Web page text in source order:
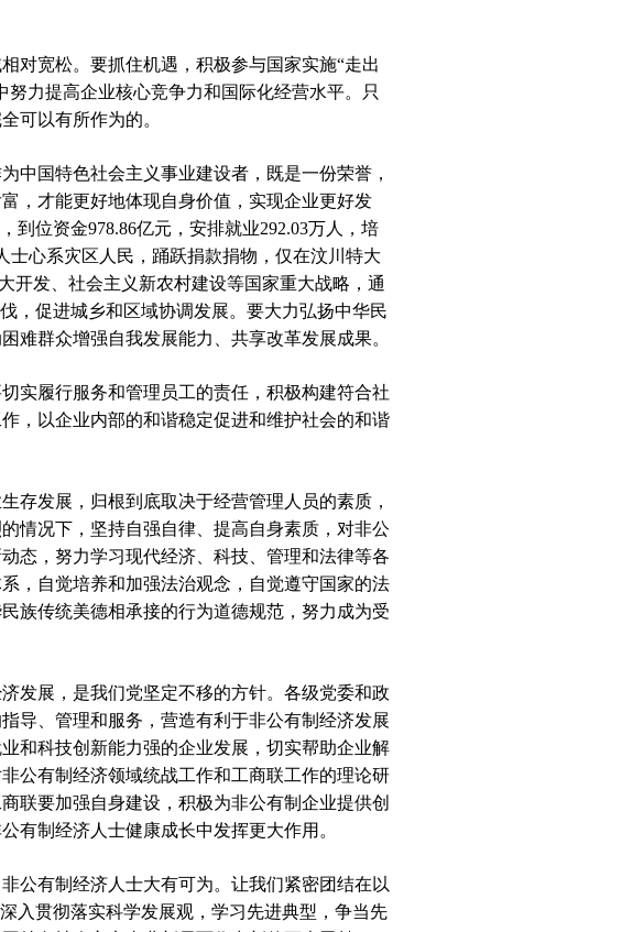
宽松。要抓住机遇，积极参与国家实施“走出
力提高企业核心竞争力和国际化经营水平。只
可以有所作为的。
国特色社会主义事业建设者，既是一份荣誉，
，才能更好地体现自身价值，实现企业更好发
到位资金978.86亿元，安排就业292.03万人，培
士心系灾区人民，踊跃捐款捐物，仅在汶川特大
开发、社会主义新农村建设等国家重大战略，通
，促进城乡和区域协调发展。要大力弘扬中华民
难群众增强自我发展能力、共享改革发展成果。
履行服务和管理员工的责任，积极构建符合社
，以企业内部的和谐稳定促进和维护社会的和谐
发展，归根到底取决于经营管理人员的素质，
情况下，坚持自强自律、提高自身素质，对非公
态，努力学习现代经济、科技、管理和法律等各
，自觉培养和加强法治观念，自觉遵守国家的法
族传统美德相承接的行为道德规范，努力成为受
展，是我们党坚定不移的方针。各级党委和政
导、管理和服务，营造有利于非公有制经济发展
和科技创新能力强的企业发展，切实帮助企业解
公有制经济领域统战工作和工商联工作的理论研
联要加强自身建设，积极为非公有制企业提供创
有制经济人士健康成长中发挥更大作用。
有制经济人士大有可为。让我们紧密团结在以
入贯彻落实科学发展观，学习先进典型，争当先